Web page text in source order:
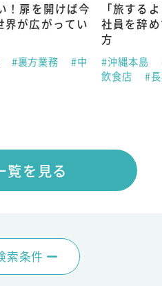
暮らしたい」正
婦で選んだ働き
#レストラン・
自分が好
バイトに
ごく充実
#沖縄本島
スタッフ
覧を見る
索条件